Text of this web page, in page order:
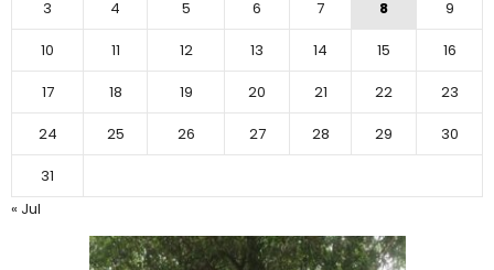
3
4 5 6 7 8
9
10
11 12 13 14 15
16
17
18 19 20 21 22
23
24
25 26 27 28 29
30
31
« Jul